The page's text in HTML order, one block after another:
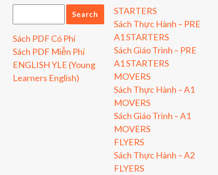
Sách PDF Có Phí
Sách PDF Miễn Phí
ENGLISH YLE (Young
Learners English)
STARTERS
Sách Thực Hành – PRE
A1 STARTERS
Sách Giáo Trình – PRE
A1 STARTERS
MOVERS
Sách Thực Hành – A1
MOVERS
Sách Giáo Trình – A1
MOVERS
FLYERS
Sách Thực Hành – A2
FLYERS